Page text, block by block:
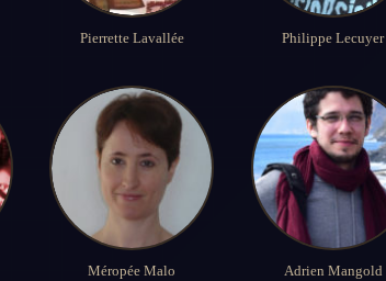
Pierrette Lavallée Philippe Lecuyer
Méropée Malo Adrien Mangold